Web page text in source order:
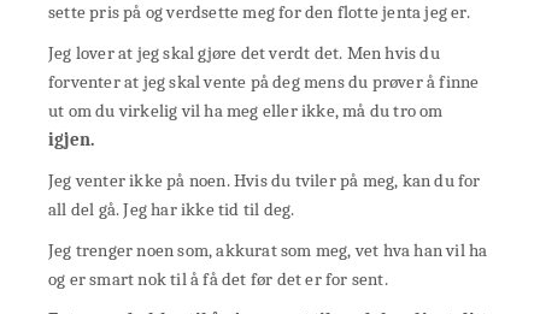
sette pris på og verdsette meg for den flotte jenta jeg er.
Jeg lover at jeg skal gjøre det verdt det. Men hvis du
forventer at jeg skal vente på deg mens du prøver å finne
ut om du virkelig vil ha meg eller ikke, må du tro om
igjen.
Jeg venter ikke på noen. Hvis du tviler på meg, kan du for
all del gå. Jeg har ikke tid til deg.
Jeg trenger noen som, akkurat som meg, vet hva han vil ha
og er smart nok til å få det før det er for sent.